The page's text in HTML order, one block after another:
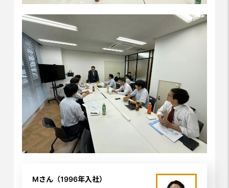
Mさん（1996年入社）